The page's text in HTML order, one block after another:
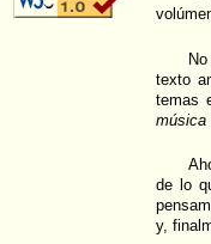
texto
temas
música
de lo
y,